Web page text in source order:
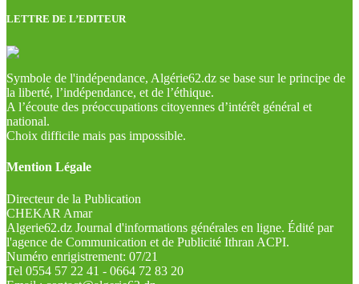
LETTRE DE L’EDITEUR
Symbole de l'indépendance, Algérie62.dz se base sur le principe de
la liberté, l’indépendance, et de l’éthique.
A l’écoute des préoccupations citoyennes d’intérêt général et
national.
Choix difficile mais pas impossible.
Mention Légale
Directeur de la Publication
CHEKAR Amar
Algerie62.dz Journal d'informations générales en ligne. Édité par
l'agence de Communication et de Publicité Ithran ACPI.
Numéro enrigistrement: 07/21
Tel 0554 57 22 41 - 0664 72 83 20